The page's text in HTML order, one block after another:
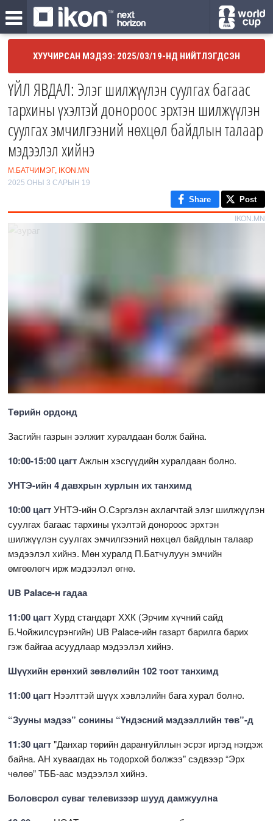
ХУУЧИРСАН МЭДЭЭ: 2025/03/19-НД НИЙТЛЭГДСЭН
ҮЙЛ ЯВДАЛ: Элэг шилжүүлэн суулгах багаас
тархины үхэлтэй донороос эрхтэн шилжүүлэн
суулгах эмчилгээний нөхцөл байдлын талаар
мэдээлэл хийнэ
М.БАТЧИМЭГ, IKON.MN
2025 ОНЫ 3 САРЫН 19
Share Post
IKON.MN
Төрийн ордонд
Засгийн газрын ээлжит хуралдаан болж байна.
10:00-15:00 цагтАжлын хэсгүүдийн хуралдаан болно.
УНТЭ-ийн 4 давхрын хурлын их танхимд
10:00 цагтУНТЭ-ийн О.Сэргэлэн ахлагчтай элэг шилжүүлэн
суулгах багаас тархины үхэлтэй донороос эрхтэн
шилжүүлэн суулгах эмчилгээний нөхцөл байдлын талаар
мэдээлэл хийнэ. Мөн хуралд П.Батчулуун эмчийн
өмгөөлөгч ирж мэдээлэл өгнө.
UB Palace-н гадаа
11:00 цагт Хурд стандарт ХХК (Эрчим хүчний сайд
Б.Чойжилсүрэнгийн) UB Palace-ийн газарт барилга барих
гэж байгаа асуудлаар мэдээлэл хийнэ.
Шүүхийн ерөнхий зөвлөлийн 102 тоот танхимд
11:00 цагт Нээлттэй шүүх хэвлэлийн бага хурал болно.
“Зууны мэдээ” сонины “Үндэсний мэдээллийн төв”-д
11:30 цагт"Данхар төрийн дарангуйллын эсрэг иргэд нэгдэж
байна. АН хуваагдах нь тодорхой болжээ" сэдвээр “Эрх
чөлөө” ТББ-аас мэдээлэл хийнэ.
Боловсрол суваг телевизээр шууд дамжуулна